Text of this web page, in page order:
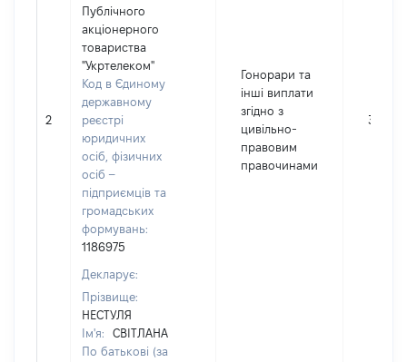
2
Публічного
акціонерного
товариства
"Укртелеком"
Код в Єдиному
державному
реєстрі
юридичних
осіб, фізичних
осіб –
підприємців та
громадських
формувань:
1186975
Декларує:
Прізвище:
НЕСТУЛЯ
Ім'я:
СВІТЛАНА
По батькові (за
Гонорари та
інші виплати
згідно з
цивільно-
правовим
правочинами
39